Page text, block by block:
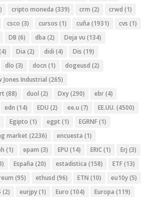
cripto moneda (339) crm (2) crwd (1)
csco (3) cursos (1) cuña (1931) cvs (1)
DB (6) dba (2) Deja vu (134)
Dia (2) didi (4) Dis (19)
dlo (3) docn (1) dogeusd (2)
Jones Industrial (265)
(88) duol (2) Dxy(290) ebr(4)
edn (14) EDU (2) ee.u (7) EE.UU. (4500)
Egipto (1) egpt (1) EGRNF(1)
market (2236) encuesta (1)
(1) epam (3) EPU (14) ERIC(1) Erj (3)
España (20) estadistica (158) ETF(13)
(95) ethusd (96) ETN (10) eu10y(5)
(2) eurjpy(1) Euro (104) Europa (119)